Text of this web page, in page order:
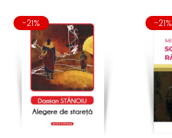
-21% -21%